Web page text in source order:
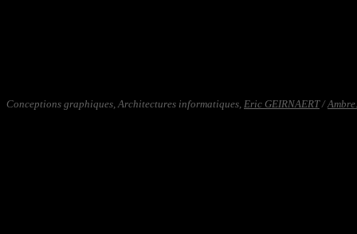
Conceptions graphiques, Architectures informatiques, Eric GEIRNAERT/